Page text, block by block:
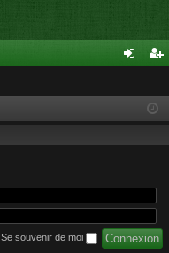
cri
Se souvenir de moi